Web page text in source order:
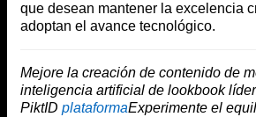
que desean mantener la excelencia
adoptan el avance tecnológico.
Mejore la creación de contenido de
inteligencia artificial de lookbook
PiktID plataformaExperimente el